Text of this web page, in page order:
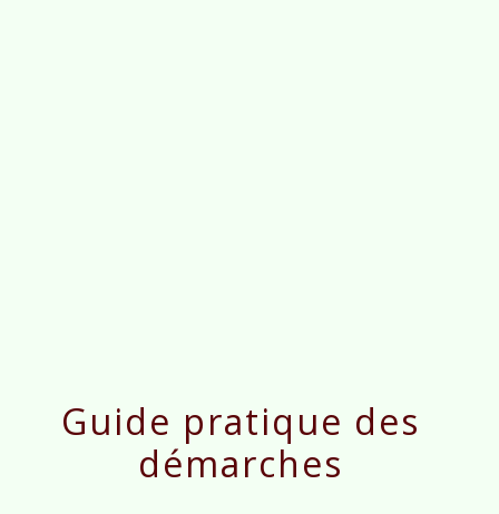
Guide pratique des
démarches